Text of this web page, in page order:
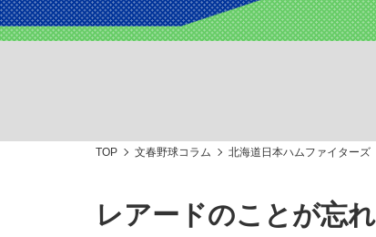
「敗因分析は一切聞かれなかった」
キングの誕生を、目撃せよ。
TOP 文春野球コラム 北海道日本ハムファイターズ
レアードのことが忘